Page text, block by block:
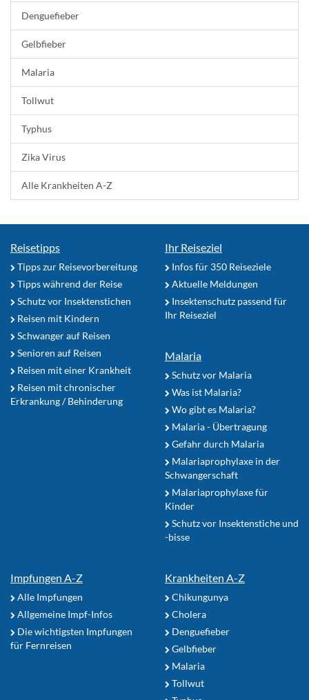
Denguefieber
Gelbfieber
Malaria
Tollwut
Typhus
Zika Virus
Alle Krankheiten A-Z
Reisetipps
Tipps zur Reisevorbereitung
Tipps während der Reise
Schutz vor Insektenstichen
Reisen mit Kindern
Schwanger auf Reisen
Senioren auf Reisen
Reisen mit einer Krankheit
Reisen mit chronischer
Erkrankung / Behinderung
Ihr Reiseziel
Infos für 350 Reiseziele
Aktuelle Meldungen
Insektenschutz passend für
Ihr Reiseziel
Malaria
Schutz vor Malaria
Was ist Malaria?
Wo gibt es Malaria?
Malaria - Übertragung
Gefahr durch Malaria
Malariaprophylaxe in der
Schwangerschaft
Malariaprophylaxe für
Kinder
Schutz vor Insektenstiche und
-bisse
Impfungen A-Z
Alle Impfungen
Allgemeine Impf-Infos
Die wichtigsten Impfungen
für Fernreisen
Krankheiten A-Z
Chikungunya
Cholera
Denguefieber
Gelbfieber
Malaria
Tollwut